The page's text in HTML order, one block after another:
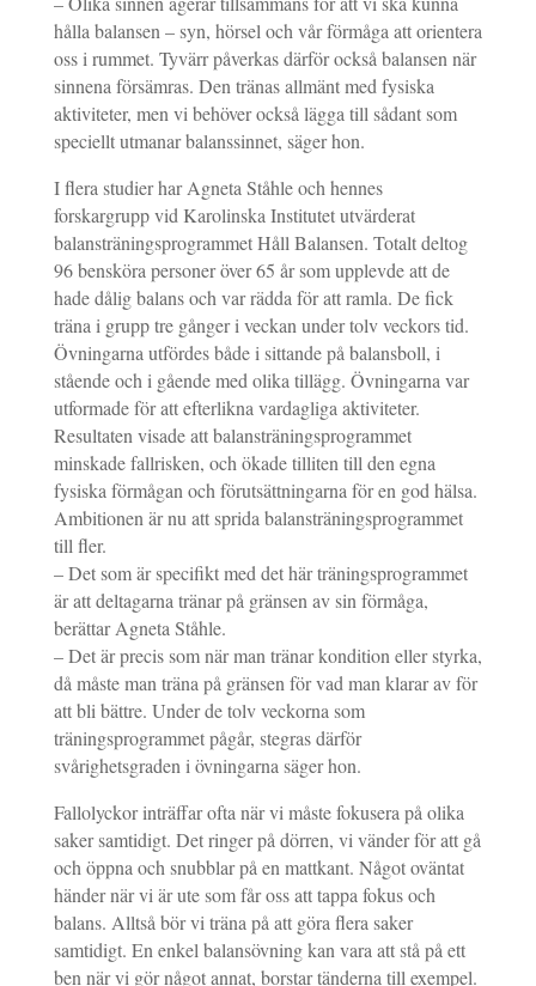
hålla balansen – syn, hörsel och vår förmåga att orientera
oss i rummet. Tyvärr påverkas därför också balansen när
sinnena försämras. Den tränas allmänt med fysiska
aktiviteter, men vi behöver också lägga till sådant som
speciellt utmanar balanssinnet, säger hon.
I flera studier har Agneta Ståhle och hennes
forskargrupp vid Karolinska Institutet utvärderat
balansträningsprogrammet Håll Balansen. Totalt deltog
96 bensköra personer över 65 år som upplevde att de
hade dålig balans och var rädda för att ramla. De fick
träna i grupp tre gånger i veckan under tolv veckors tid.
Övningarna utfördes både i sittande på balansboll, i
stående och i gående med olika tillägg. Övningarna var
utformade för att efterlikna vardagliga aktiviteter.
Resultaten visade att balansträningsprogrammet
minskade fallrisken, och ökade tilliten till den egna
fysiska förmågan och förutsättningarna för en god hälsa.
Ambitionen är nu att sprida balansträningsprogrammet
till fler.
– Det som är specifikt med det här träningsprogrammet
är att deltagarna tränar på gränsen av sin förmåga,
berättar Agneta Ståhle.
– Det är precis som när man tränar kondition eller styrka,
då måste man träna på gränsen för vad man klarar av för
att bli bättre. Under de tolv veckorna som
träningsprogrammet pågår, stegras därför
svårighetsgraden i övningarna säger hon.
Fallolyckor inträffar ofta när vi måste fokusera på olika
saker samtidigt. Det ringer på dörren, vi vänder för att gå
och öppna och snubblar på en mattkant. Något oväntat
händer när vi är ute som får oss att tappa fokus och
balans. Alltså bör vi träna på att göra flera saker
samtidigt. En enkel balansövning kan vara att stå på ett
ben när vi gör något annat, borstar tänderna till exempel.